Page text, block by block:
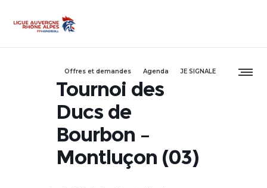
Offres et demandes Agenda JE SIGNALE
Tournoi des
Ducs de
Bourbon –
Montluçon (03)